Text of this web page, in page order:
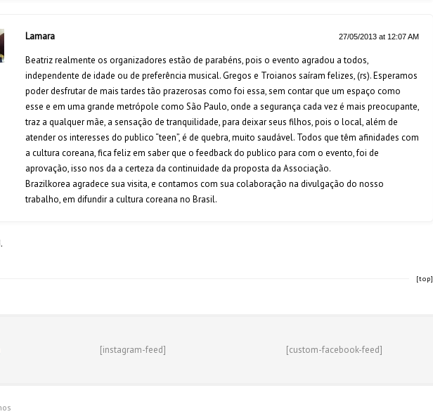
Lamara 27/05/2013 at 12:07 AM
Beatriz realmente os organizadores estão de parabéns, pois o evento agradou a todos,
independente de idade ou de preferência musical. Gregos e Troianos saíram felizes, (rs). Esperamos
poder desfrutar de mais tardes tão prazerosas como foi essa, sem contar que um espaço como
esse e em uma grande metrópole como São Paulo, onde a segurança cada vez é mais preocupante,
traz a qualquer mãe, a sensação de tranquilidade, para deixar seus filhos, pois o local, além de
atender os interesses do publico “teen”, é de quebra, muito saudável. Todos que têm afinidades com
a cultura coreana, fica feliz em saber que o feedback do publico para com o evento, foi de
aprovação, isso nos da a certeza da continuidade da proposta da Associação.
Brazilkorea agradece sua visita, e contamos com sua colaboração na divulgação do nosso
trabalho, em difundir a cultura coreana no Brasil.
[top]
[instagram-feed] [custom-facebook-feed]